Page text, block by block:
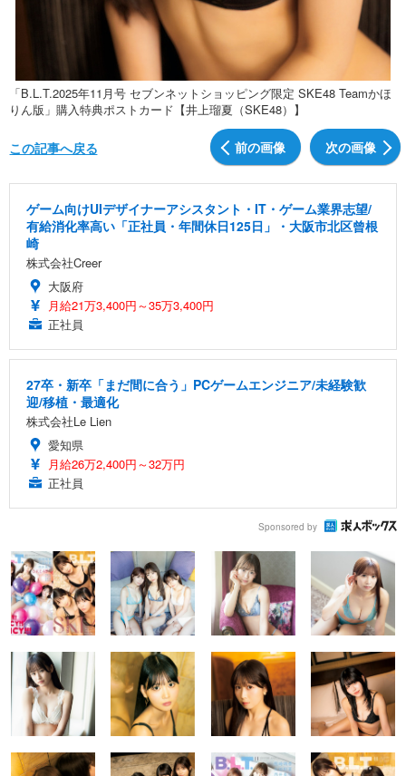
「B.L.T.2025年11月号 セブンネットショッピング限定 SKE48 Teamかほ
りん版」購入特典ポストカード【井上瑠夏（SKE48）】
前の画像 次の画像
この記事へ戻る
ゲーム向けUIデザイナーアシスタント・IT・ゲーム業界志望/
有給消化率高い「正社員・年間休日125日」・大阪市北区曾根
崎
株式会社Creer
大阪府
月給21万3,400円～35万3,400円
正社員
27卒・新卒「まだ間に合う」PCゲームエンジニア/未経験歓
迎/移植・最適化
株式会社Le Lien
愛知県
月給26万2,400円～32万円
正社員
Sponsored by